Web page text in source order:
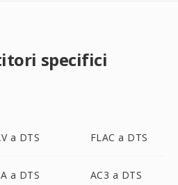
specifici
a DTS FLAC a DTS
a DTS AC3 a DTS